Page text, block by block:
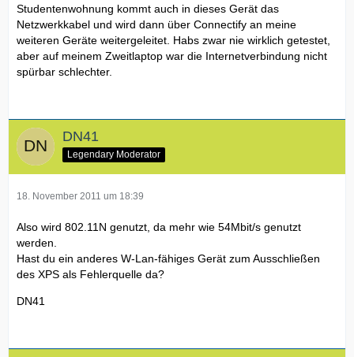
Studentenwohnung kommt auch in dieses Gerät das
Netzwerkkabel und wird dann über Connectify an meine
weiteren Geräte weitergeleitet. Habs zwar nie wirklich getestet,
aber auf meinem Zweitlaptop war die Internetverbindung nicht
spürbar schlechter.
DN41
Legendary Moderator
18. November 2011 um 18:39
Also wird 802.11N genutzt, da mehr wie 54Mbit/s genutzt
werden.
Hast du ein anderes W-Lan-fähiges Gerät zum Ausschließen
des XPS als Fehlerquelle da?
DN41